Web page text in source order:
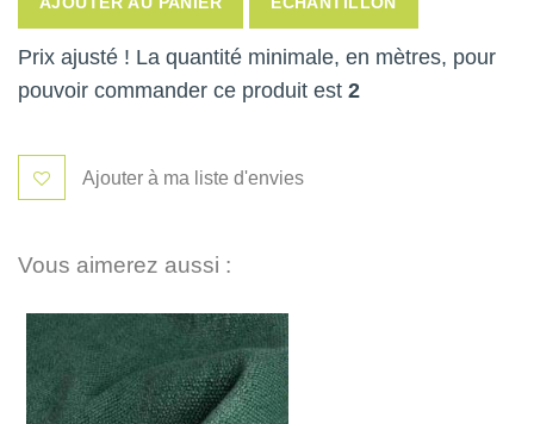
Prix ajusté ! La quantité minimale, en mètres, pour
pouvoir commander ce produit est 2
Ajouter à ma liste d'envies
Vous aimerez aussi :